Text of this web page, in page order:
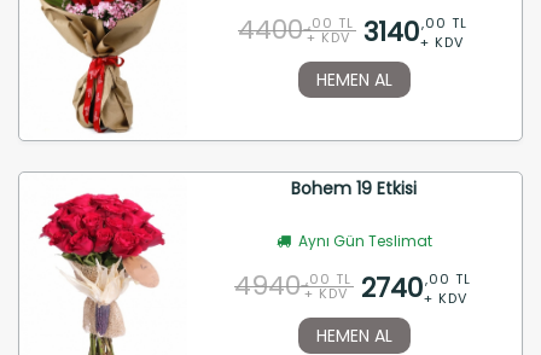
4400 ,00 TL
+ KDV 3140,00 TL
+ KDV
HEMEN AL
Bohem 19 Etkisi
Aynı Gün Teslimat
4940 ,00 TL
+ KDV 2740,00 TL
+ KDV
HEMEN AL